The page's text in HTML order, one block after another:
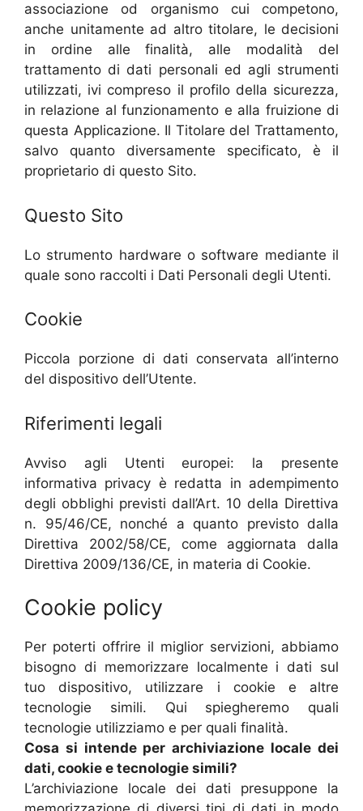
associazione od organismo cui competono,
anche unitamente ad altro titolare, le decisioni
in ordine alle finalità, alle modalità del
trattamento di dati personali ed agli strumenti
utilizzati, ivi compreso il profilo della sicurezza,
in relazione al funzionamento e alla fruizione di
questa Applicazione. Il Titolare del Trattamento,
salvo quanto diversamente specificato, è il
proprietario di questo Sito.
Questo Sito
Lo strumento hardware o software mediante il
quale sono raccolti i Dati Personali degli Utenti.
Cookie
Piccola porzione di dati conservata all’interno
del dispositivo dell’Utente.
Riferimenti legali
Avviso agli Utenti europei: la presente
informativa privacy è redatta in adempimento
degli obblighi previsti dall’Art. 10 della Direttiva
n. 95/46/CE, nonché a quanto previsto dalla
Direttiva 2002/58/CE, come aggiornata dalla
Direttiva 2009/136/CE, in materia di Cookie.
Cookie policy
Per poterti offrire il miglior servizioni, abbiamo
bisogno di memorizzare localmente i dati sul
tuo dispositivo, utilizzare i cookie e altre
tecnologie simili. Qui spiegheremo quali
tecnologie utilizziamo e per quali finalità.
Cosa si intende per archiviazione locale dei
dati, cookie e tecnologie simili?
L’archiviazione locale dei dati presuppone la